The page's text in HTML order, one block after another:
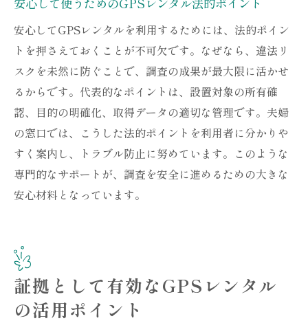
安心してGPSレンタルを利用するためには、法的ポイン
トを押さえておくことが不可欠です。なぜなら、違法リ
スクを未然に防ぐことで、調査の成果が最大限に活かせ
るからです。代表的なポイントは、設置対象の所有確
認、目的の明確化、取得データの適切な管理です。夫婦
の窓口では、こうした法的ポイントを利用者に分かりや
すく案内し、トラブル防止に努めています。このような
専門的なサポートが、調査を安全に進めるための大きな
安心材料となっています。
証拠として有効なGPSレンタル
の活用ポイント